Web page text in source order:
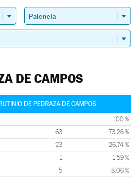
DE CAMPOS
DE PEDRAZA DE CAMPOS
100 %
63 73,26 %
23 26,74 %
1 1,59 %
5 8,06 %